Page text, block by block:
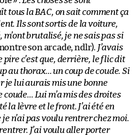
tous la BAC, on sait comment ça
Ils sont sortis de la voiture,
m’ont brutalisé, je ne sais pas si
son arcade, ndlr). J’avais
pire c’est que, derrière, le flic dit
au thorax… un coup de coude. Si
je lui aurais mis une bonne
Lui m’a mis des droites
la lèvre et le front. J’ai été en
n’ai pas voulu rentrer chez moi.
J’ai voulu aller porter